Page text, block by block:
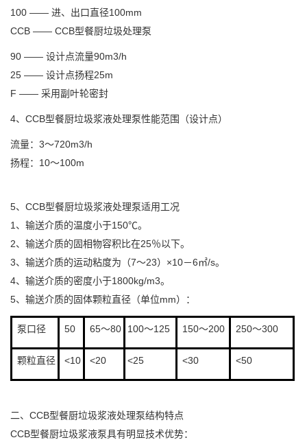
100 —— 进、出口直径100mm
CCB —— CCB型餐厨垃圾处理泵
90 —— 设计点流量90m3/h
25 —— 设计点扬程25m
F —— 采用副叶轮密封
4、CCB型餐厨垃圾浆液处理泵性能范围（设计点）
流量：3～720m3/h
扬程：10～100m
5、CCB型餐厨垃圾浆液处理泵适用工况
1、输送介质的温度小于150℃。
2、输送介质的固相物容积比在25％以下。
3、输送介质的运动粘度为（7～23）×10－6㎡/s。
4、输送介质的密度小于1800kg/m3。
5、输送介质的固体颗粒直径（单位mm）：
泵口径 50 65～80 100～125 150～200 250～300
颗粒直径 <10 <20 <25 <30 <50
二、CCB型餐厨垃圾浆液处理泵结构特点
CCB型餐厨垃圾浆液泵具有明显技术优势：